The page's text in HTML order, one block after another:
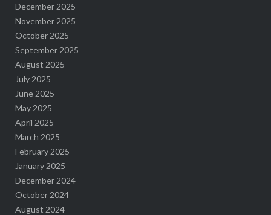
December 2025
November 2025
October 2025
September 2025
August 2025
July 2025
June 2025
May 2025
April 2025
March 2025
February 2025
January 2025
December 2024
October 2024
August 2024